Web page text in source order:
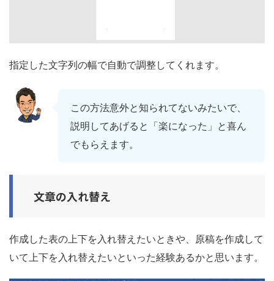
指定した文字列の幅で自動で調整してくれます。
この方法意外と知られてないみたいで、
説明してあげると「楽になった」と喜ん
でもらえます。
文章の入れ替え
作成した表の上下を入れ替えたいときや、原稿を作成して
いて上下を入れ替えたいといった経験あるかと思います。